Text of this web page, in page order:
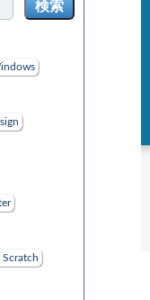
検索
Scratch